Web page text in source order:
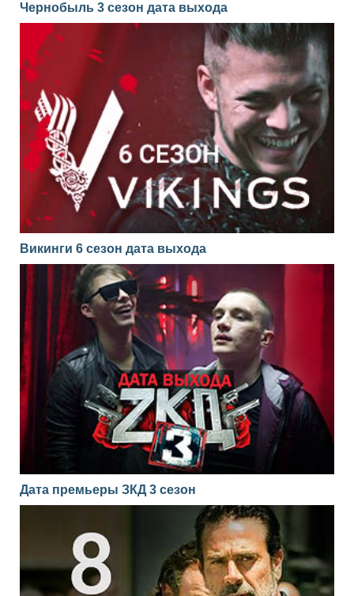
Чернобыль 3 сезон дата выхода
Викинги 6 сезон дата выхода
Дата премьеры ЗКД 3 сезон